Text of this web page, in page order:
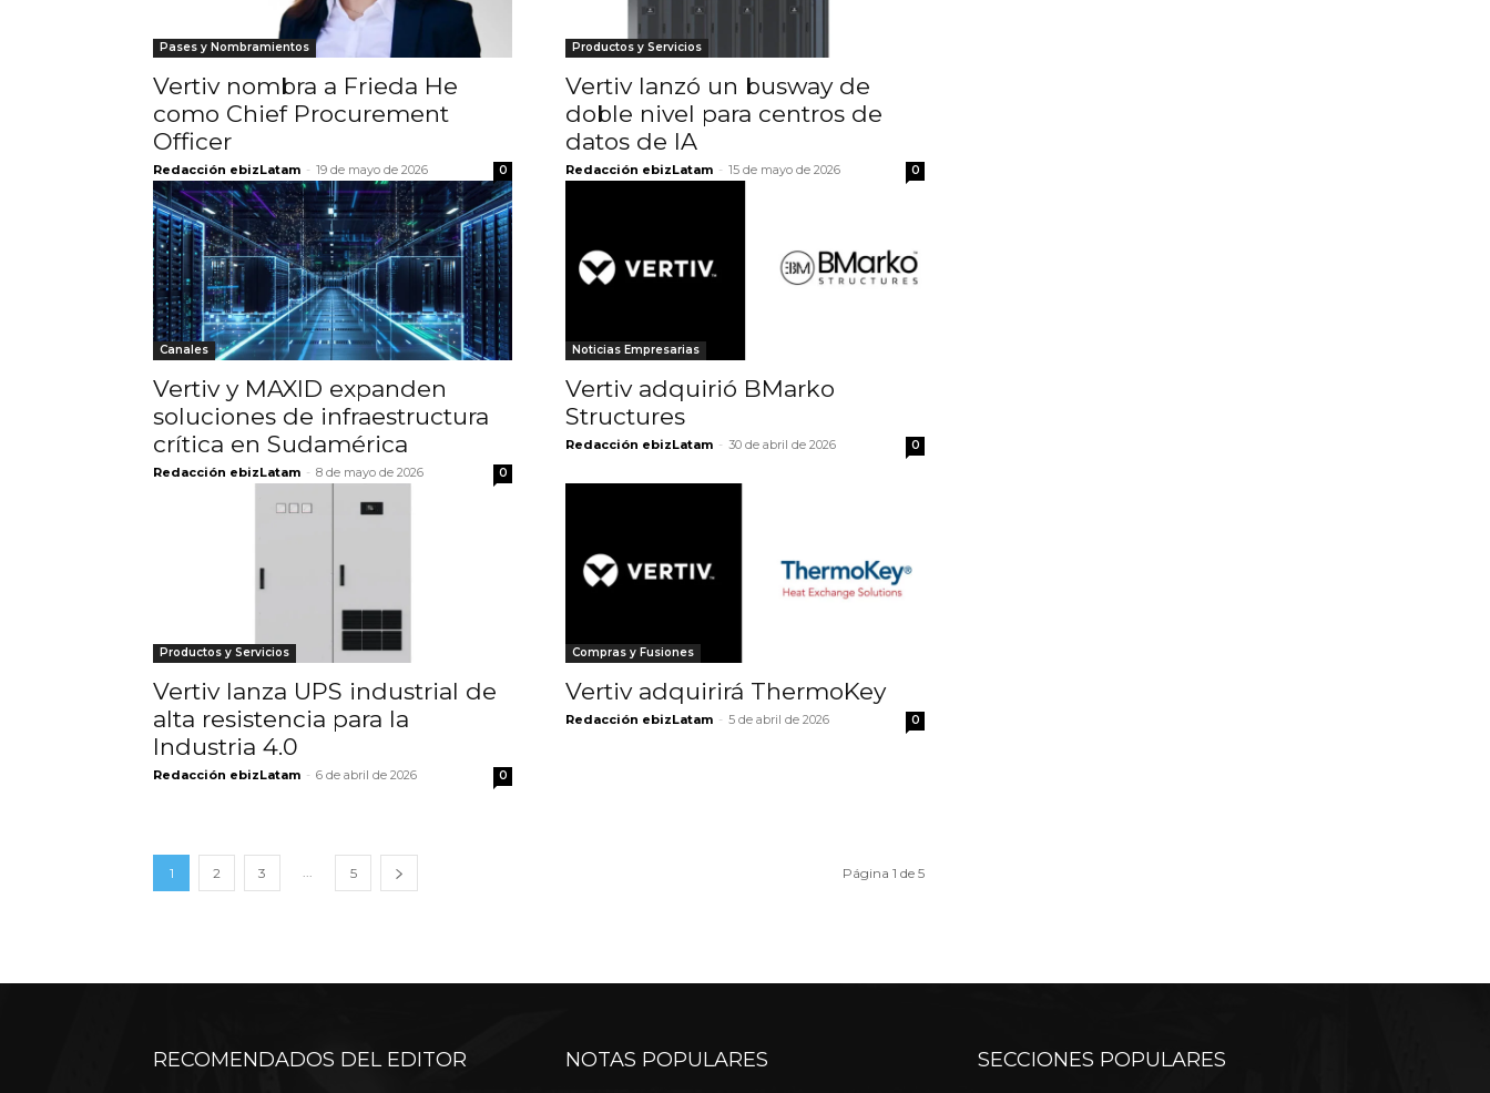
Pases y Nombramientos
Vertiv nombra a Frieda He
como Chief Procurement
Officer
Redacción ebizLatam - 19 de mayo de 2026 0
Productos y Servicios
Vertiv lanzó un busway de
doble nivel para centros de
datos de IA
Redacción ebizLatam - 15 de mayo de 2026 0
Canales
Vertiv y MAXID expanden
soluciones de infraestructura
crítica en Sudamérica
Redacción ebizLatam - 8 de mayo de 2026 0
Noticias Empresarias
Vertiv adquirió BMarko
Structures
Redacción ebizLatam - 30 de abril de 2026 0
Productos y Servicios
Vertiv lanza UPS industrial de
alta resistencia para la
Industria 4.0
Redacción ebizLatam - 6 de abril de 2026 0
Compras y Fusiones
Vertiv adquirirá ThermoKey
Redacción ebizLatam - 5 de abril de 2026 0
1 2 3 5 Página 1 de 5
RECOMENDADOS DEL EDITOR NOTAS POPULARES SECCIONES POPULARES